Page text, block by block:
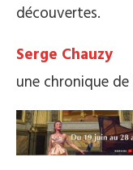
découvertes.
Serge Chauzy
une chronique de